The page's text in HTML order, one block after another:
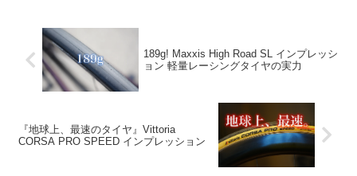
189g! Maxxis High Road SL インプレッシ
ョン 軽量レーシングタイヤの実力
『地球上、最速のタイヤ』Vittoria
CORSA PRO SPEED インプレッション